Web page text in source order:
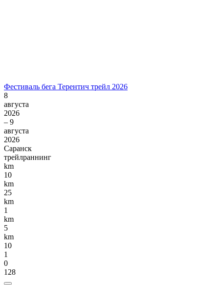
Фестиваль бега Терентич трейл 2026
8
августа
2026
– 9
августа
2026
Саранск
трейлраннинг
km
10
km
25
km
1
km
5
km
10
1
0
128